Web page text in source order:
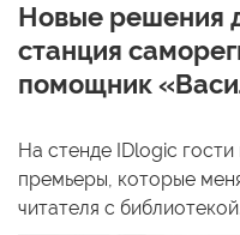
Новые решения
станция
помощник
На стенде IDlogic
премьеры, которые
читателя с библиотекой.